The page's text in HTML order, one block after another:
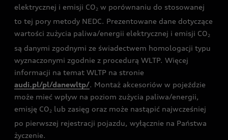
elektrycznej i emisji CO2 w porównaniu do stosowanej
to tej pory metody NEDC. Prezentowane dane dotyczące
wartości zużycia paliwa/energii elektrycznej i emisji CO2
są danymi zgodnymi ze świadectwem homologacji typu
wyznaczonymi zgodnie z procedurą WLTP. Więcej
informacji na temat WLTP na stronie
audi.pl/pl/danewltp/. Montaż akcesoriów w pojeździe
może mieć wpływ na poziom zużycia paliwa/energii,
emisję CO 2 lub zasięg oraz może nastąpić najwcześniej
po pierwszej rejestracji pojazdu, wyłącznie na Państwa
życzenie.